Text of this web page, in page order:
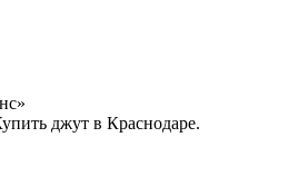
джут в Краснодаре.